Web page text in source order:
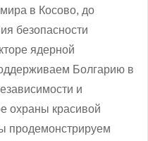
в Косово, до
безопасности
ядерной
Болгарию в
и
охраны красивой
продемонстрируем